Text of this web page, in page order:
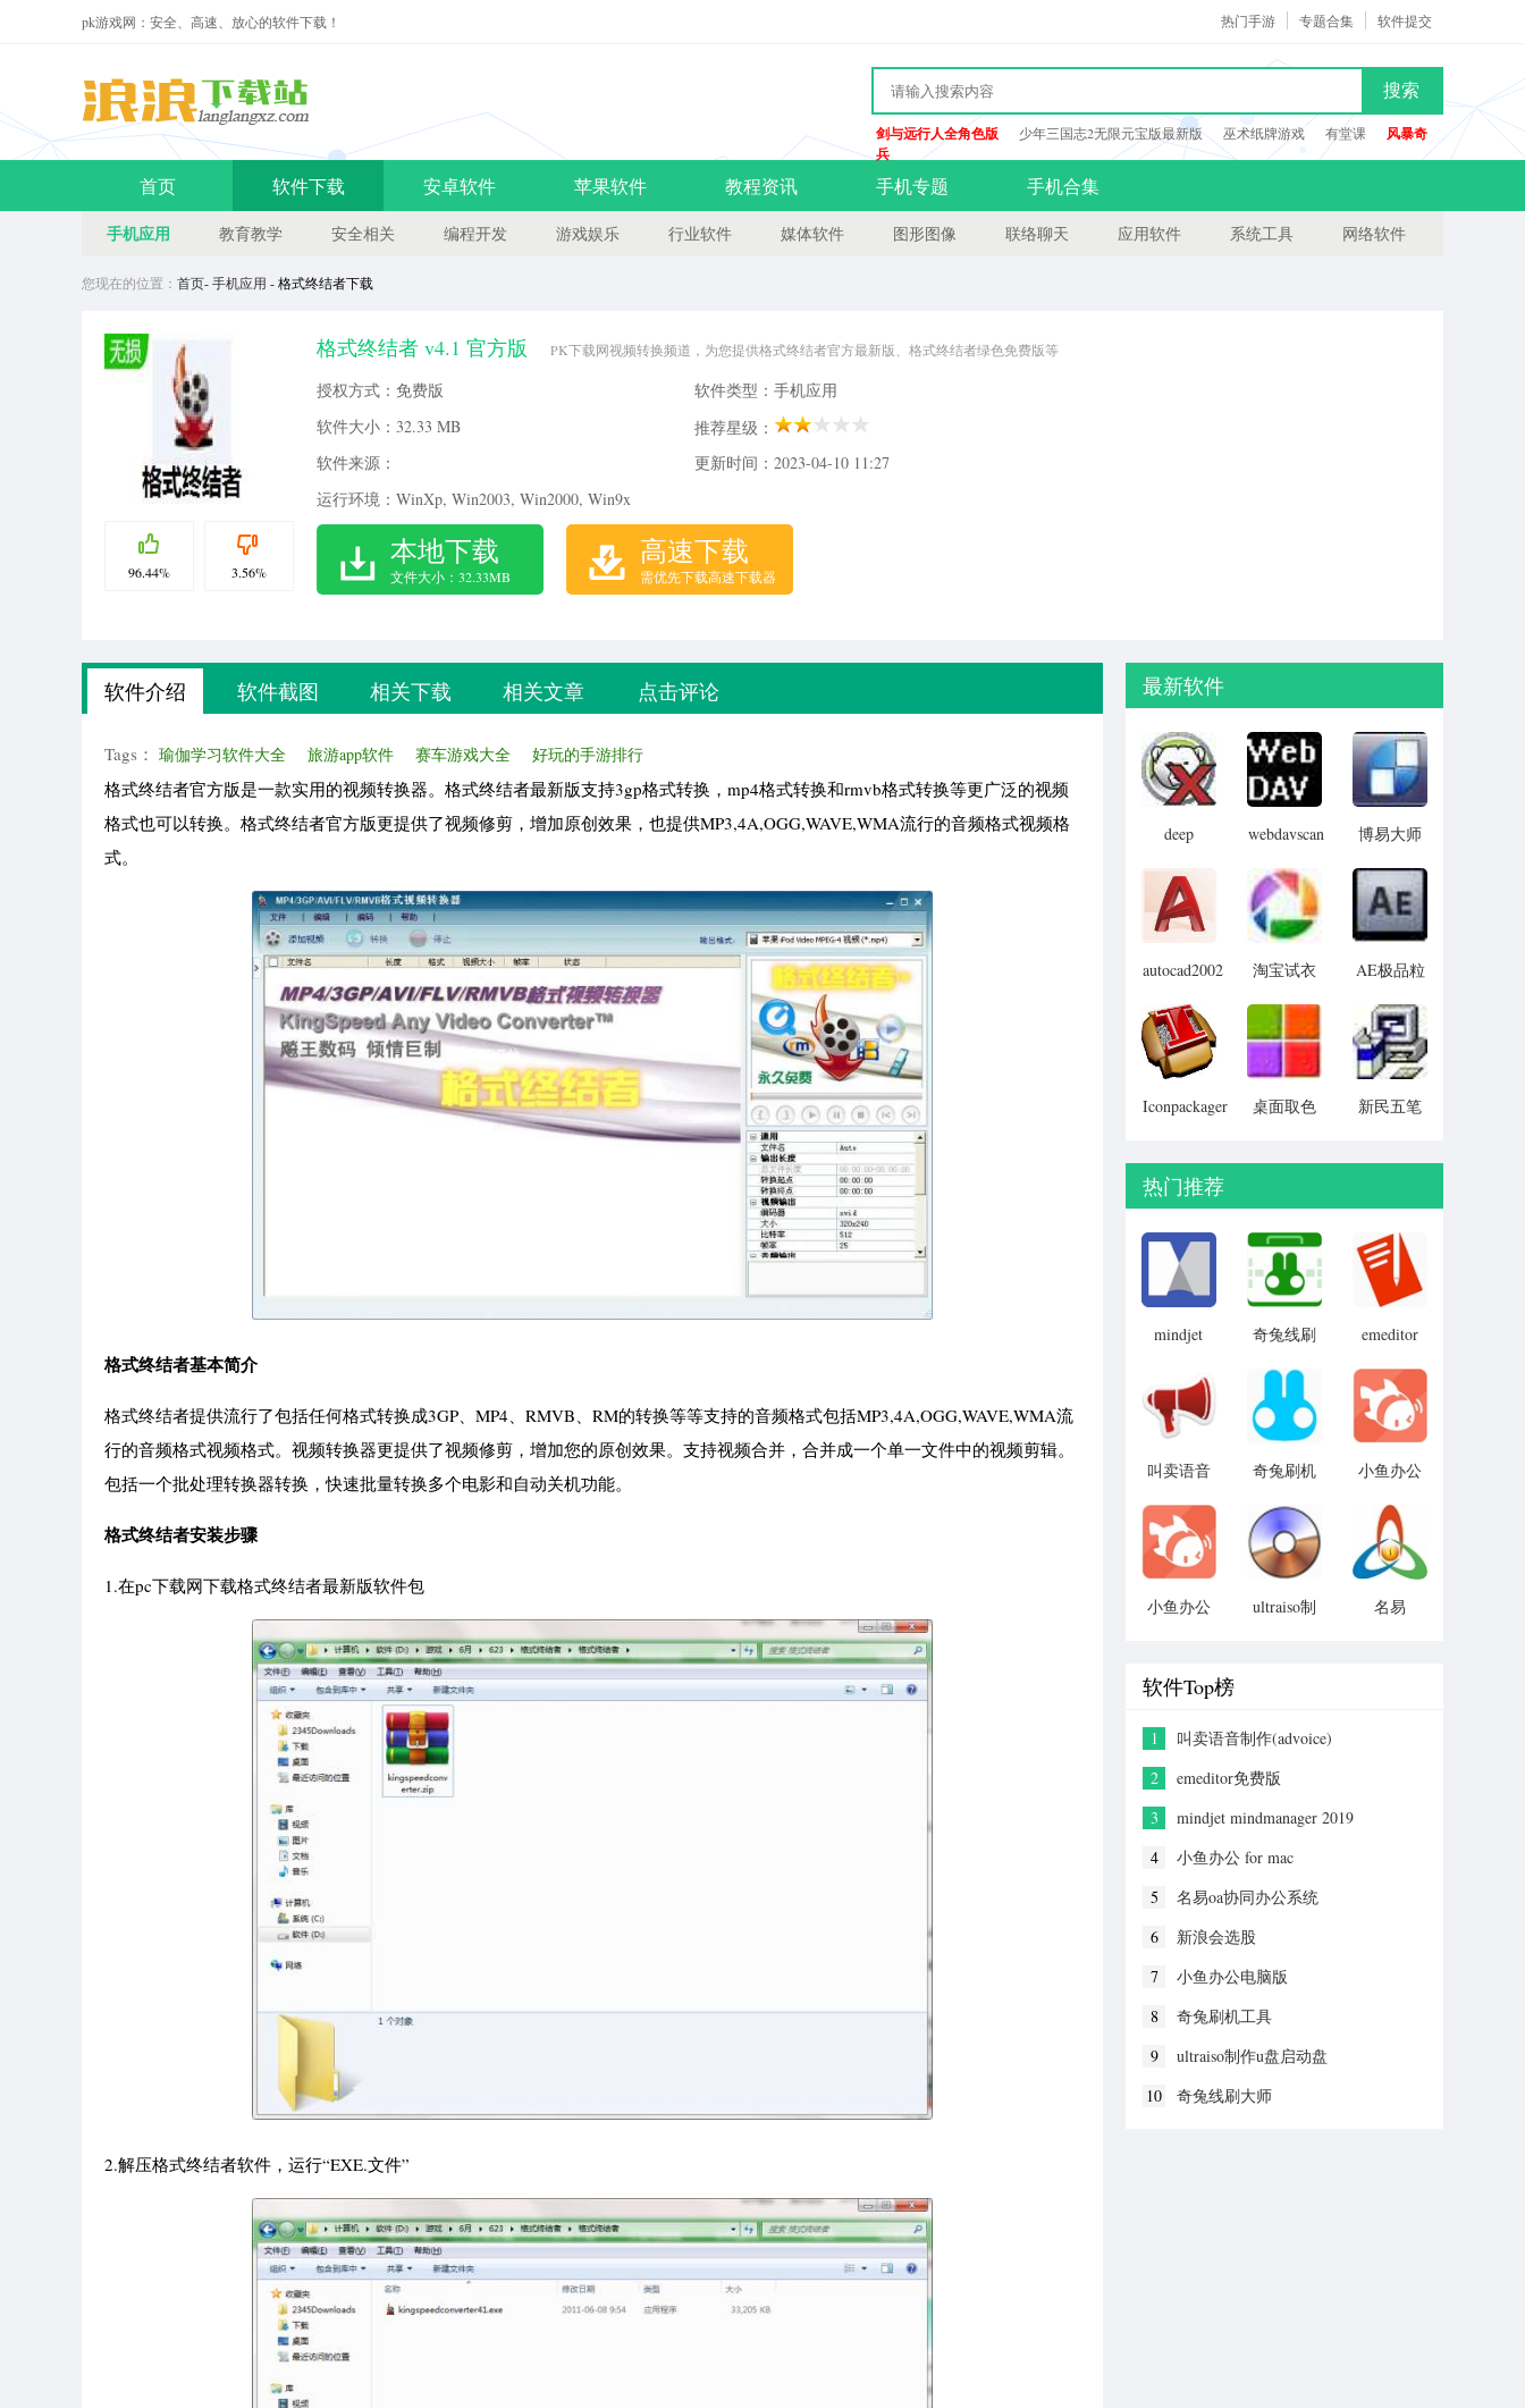
pk游戏网：安全、高速、放心的软件下载！ 软件提交
专题合集
热门手游
搜索
剑与远行人全角色版 少年三国志2无限元宝版最新版 巫术纸牌游戏 有堂课
风暴奇
兵
首页 软件下载 安卓软件 苹果软件 教程资讯 手机专题
手机合集
手机应用
教育教学 安全相关 编程开发 游戏娱乐 行业软件 媒体软件 图形图像 联络聊天 应用软件 系统工具 网络软件
您现在的位置： 首页-手机应用 - 格式终结者下载
96.44% 3.56%
格式终结者 v4.1 官方版
PK下载网视频转换频道，为您提供格式终结者官方最新版、格式终结者绿色免费版等
授权方式：免费版
软件类型：手机应用
软件大小： 32.33 MB
推荐星级：
软件来源：
更新时间：2023-04-10 11:27
运行环境：WinXp, Win2003, Win2000, Win9x
本地下载
文件大小：32.33MB
高速下载
需优先下载高速下载器
软件介绍 软件截图 相关下载 相关文章 点击评论
Tags： 瑜伽学习软件大全 旅游app软件 赛车游戏大全 好玩的手游排行
格式终结者官方版是一款实用的视频转换器。格式终结者最新版支持3gp格式转换，mp4格式转换和rmvb格式转换等更广泛的视频
格式也可以转换。格式终结者官方版更提供了视频修剪，增加原创效果，也提供MP3,4A,OGG,WAVE,WMA流行的音频格式视频格
式。
格式终结者基本简介
格式终结者提供流行了包括任何格式转换成3GP、MP4、RMVB、RM的转换等等支持的音频格式包括MP3,4A,OGG,WAVE,WMA流
行的音频格式视频格式。视频转换器更提供了视频修剪，增加您的原创效果。支持视频合并，合并成一个单一文件中的视频剪辑。
包括一个批处理转换器转换，快速批量转换多个电影和自动关机功能。
格式终结者安装步骤
1.在pc下载网下载格式终结者最新版软件包
2.解压格式终结者软件，运行“EXE.文件”
最新软件
deep
password
remover(冰
点还原密
码清除器)
webdavscan
(web漏洞
扫描软件)
博易大师
autocad2002
淘宝试衣
AE极品粒
(Trapcode
Particular)
Iconpackager
桌面取色
新民五笔
热门推荐
mindjet
奇兔线刷
emeditor
叫卖语音
(advoice)
奇兔刷机
小鱼办公
小鱼办公
ultraiso制
名易
软件Top榜
1
叫卖语音制作(advoice)
2
emeditor免费版
3
mindjet mindmanager 2019
4
小鱼办公 for mac
5
名易oa协同办公系统
6
新浪会选股
7
小鱼办公电脑版
8
奇兔刷机工具
9
ultraiso制作u盘启动盘
10
奇兔线刷大师